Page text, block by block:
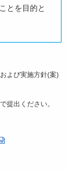
とを目的と
よび実施方針(案)
提出ください。